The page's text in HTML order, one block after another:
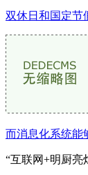
双休日和国定节
而消息化系统能
“互联网+明厨亮